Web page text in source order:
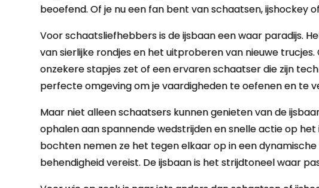
beoefend. Of je nu een fan bent van schaatsen, ijshockey
Voor schaatsliefhebbers is de ijsbaan een waar paradijs.
van sierlijke rondjes en het uitproberen van nieuwe
onzekere stapjes zet of een ervaren schaatser die zijn
perfecte omgeving om je vaardigheden te oefenen en te
Maar niet alleen schaatsers kunnen genieten van de
ophalen aan spannende wedstrijden en snelle actie op
bochten nemen ze het tegen elkaar op in een
behendigheid vereist. De ijsbaan is het strijdtoneel waar